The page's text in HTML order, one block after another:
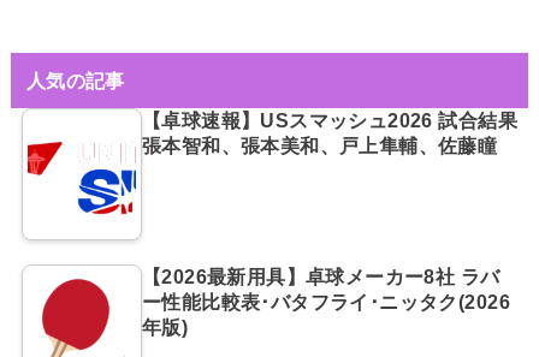
人気の記事
【卓球速報】USスマッシュ2026 試合結果
張本智和、張本美和、戸上隼輔、佐藤瞳
【2026最新用具】卓球メーカー8社 ラバ
ー性能比較表･バタフライ･ニッタク(2026
年版)